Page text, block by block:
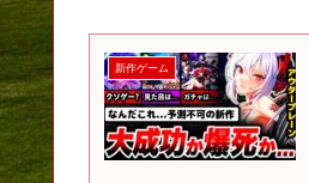
新作ゲーム